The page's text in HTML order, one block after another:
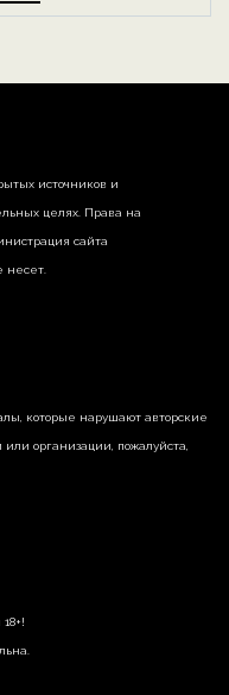
источников и
целях. Права на
сайта
несет.
которые нарушают авторские
организации, пожалуйста,